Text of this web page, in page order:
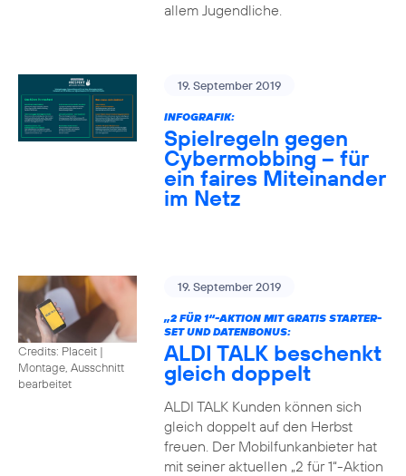
allem Jugendliche.
19. September 2019
INFOGRAFIK:
Spielregeln gegen
Cybermobbing – für
ein faires Miteinander
im Netz
Credits: Placeit |
Montage, Ausschnitt
bearbeitet
19. September 2019
„2 FÜR 1“-AKTION MIT GRATIS STARTER-
SET UND DATENBONUS:
ALDI TALK beschenkt
gleich doppelt
ALDI TALK Kunden können sich
gleich doppelt auf den Herbst
freuen. Der Mobilfunkanbieter hat
mit seiner aktuellen „2 für 1“-Aktion